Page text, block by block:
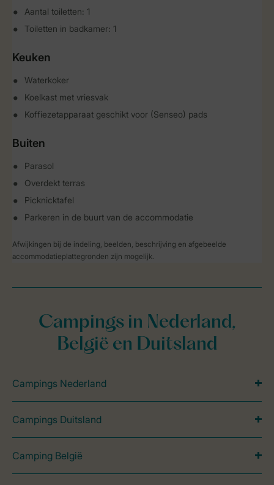
Aantal toiletten: 1
Toiletten in badkamer: 1
Keuken
Waterkoker
Koelkast met vriesvak
Koffiezetapparaat geschikt voor (Senseo) pads
Buiten
Parasol
Overdekt terras
Picknicktafel
Parkeren in de buurt van de accommodatie
Afwijkingen bij de indeling, beelden, beschrijving en afgebeelde
accommodatieplattegronden zijn mogelijk.
Campings in Nederland,
België en Duitsland
Campings Nederland
Campings Duitsland
Camping België